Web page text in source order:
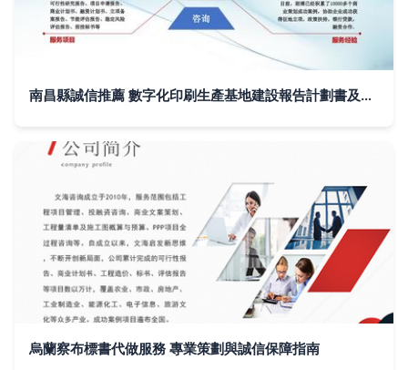
南昌縣誠信推薦 數字化印刷生產基地建設報告計劃書及咨詢策劃服務方案
烏蘭察布標書代做服務 專業策劃與誠信保障指南